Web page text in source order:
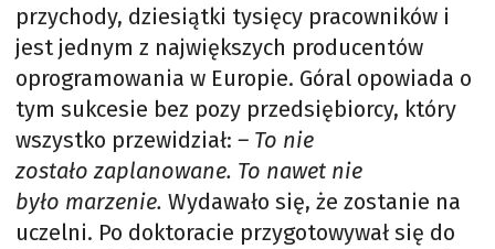
przychody, dziesiątki tysięcy pracowników i
jest jednym z największych producentów
oprogramowania w Europie. Góral opowiada o
tym sukcesie bez pozy przedsiębiorcy, który
wszystko przewidział: – To nie
zostało zaplanowane. To nawet nie
było marzenie. Wydawało się, że zostanie na
uczelni. Po doktoracie przygotowywał się do